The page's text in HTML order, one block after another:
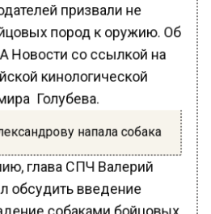
пород к оружию. Об
Новости со ссылкой на
кинологической
Голубева.
глава СПЧ Валерий
обсудить введение
собаками бойцовых